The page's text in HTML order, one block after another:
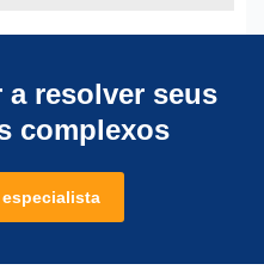
resolver seus
complexos